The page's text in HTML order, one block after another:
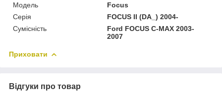
Модель
Focus
Серія
FOCUS II (DA_) 2004-
Сумісність
Ford FOCUS C-MAX 2003-
2007
Приховати
Відгуки про товар